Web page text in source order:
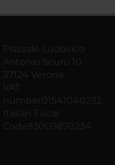
Piazzale Ludovico
Antonio Scuro 10
37124 Verona
VAT
number01541040232
Italian Fiscal
Code93009870234